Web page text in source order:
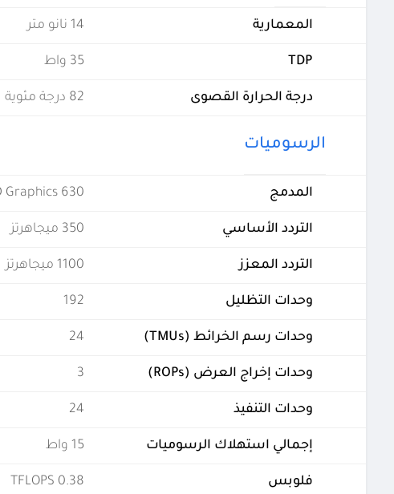
المعمارية 14 نانو متر
TDP 35 واط
درجة الحرارة القصوى 82 درجة مئوية
الرسوميات
المدمج Graphics 630
التردد الأساسي 350 ميجاهرتز
التردد المعزز 1100 ميجاهرتز
وحدات التظليل 192
وحدات رسم الخرائط (TMUs) 24
وحدات إخراج العرض (ROPs) 3
وحدات التنفيذ 24
إجمالي استهلاك الرسوميات 15 واط
فلوبس 0.38 TFLOPS